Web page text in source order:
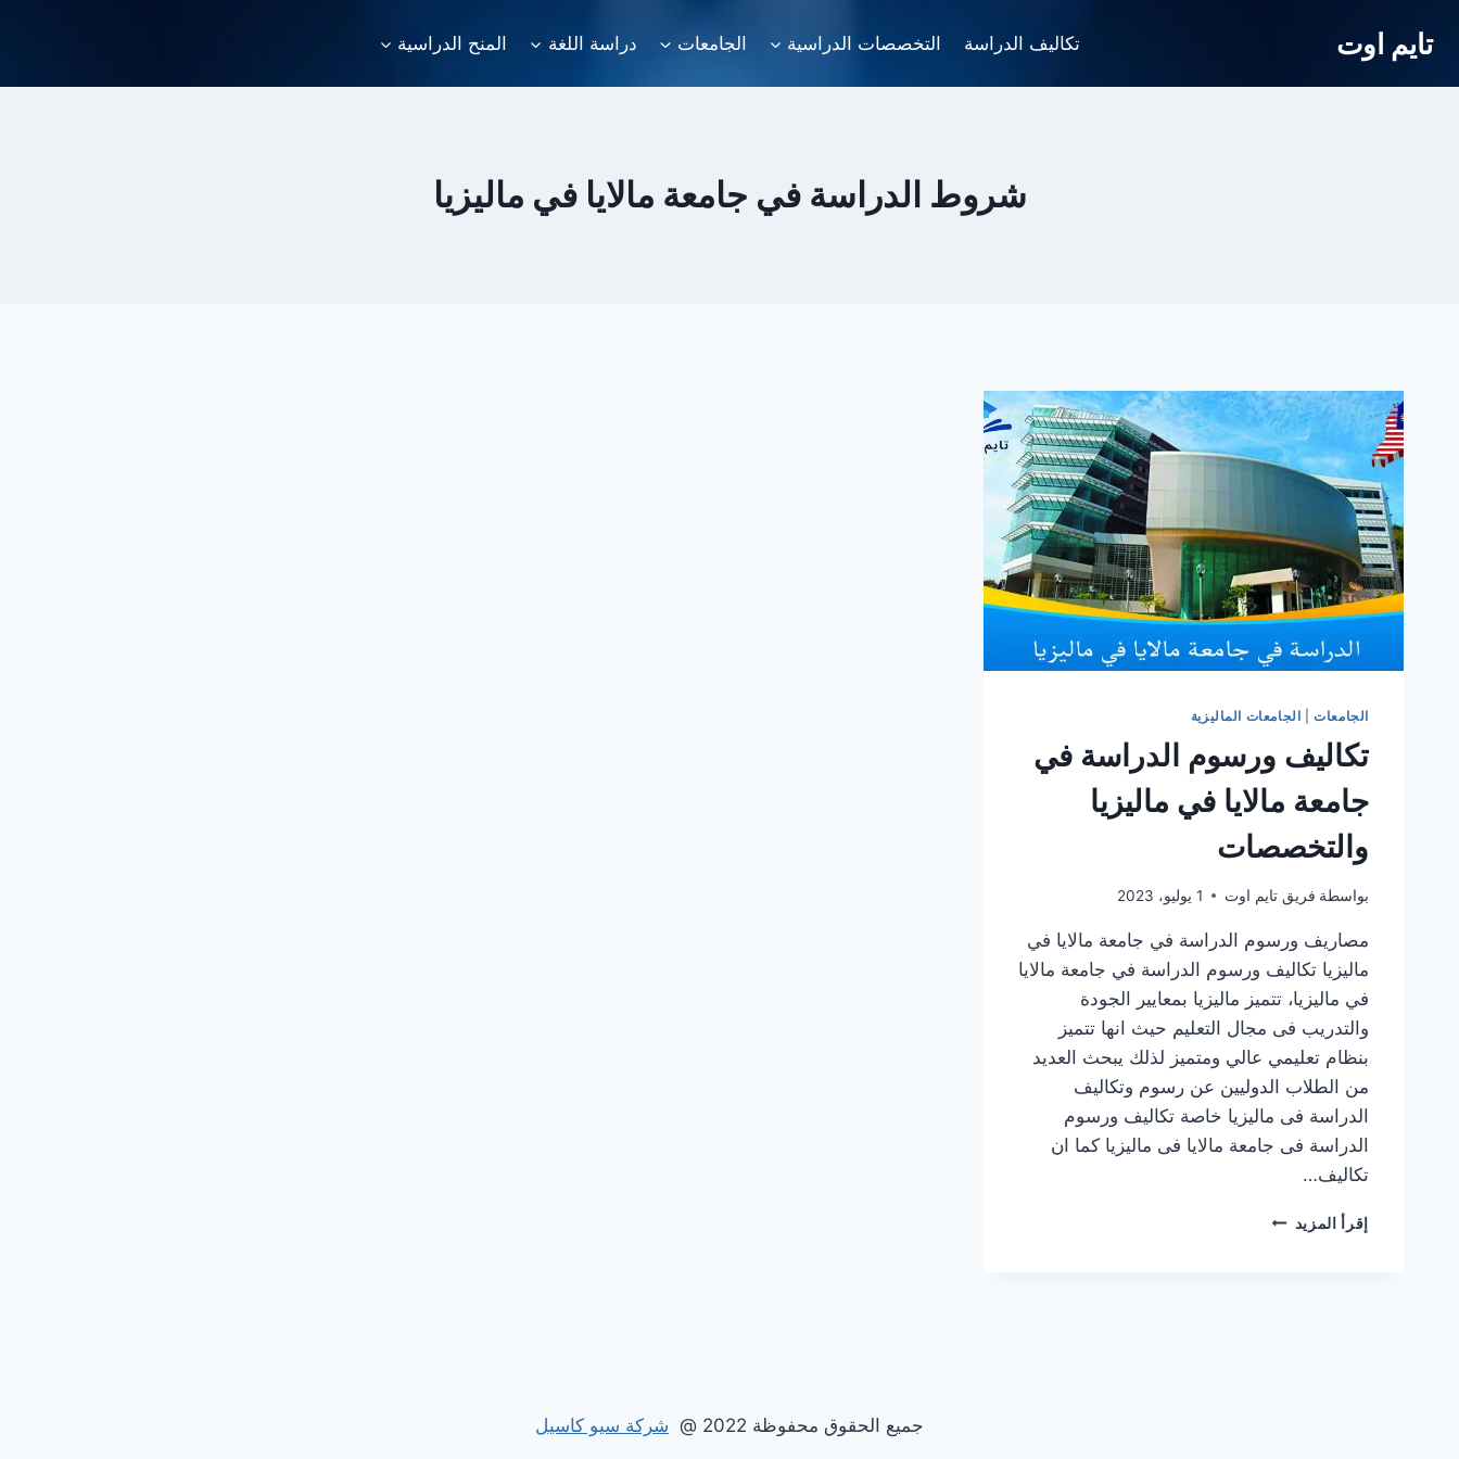
تايم اوت تكاليف الدراسة التخصصات الدراسية الجامعات دراسة اللغة المنح الدراسية
شروط الدراسة في جامعة مالايا في ماليزيا
الجامعات| الجامعات الماليزية
تكاليف ورسوم الدراسة في
جامعة مالايا في ماليزيا
والتخصصات
بواسطة فريق تايم اوت 1 يوليو، 2023
مصاريف ورسوم الدراسة في جامعة مالايا في
ماليزيا تكاليف ورسوم الدراسة في جامعة مالايا
في ماليزيا، تتميز ماليزيا بمعايير الجودة
والتدريب فى مجال التعليم حيث انها تتميز
بنظام تعليمي عالي ومتميز لذلك يبحث العديد
من الطلاب الدوليين عن رسوم وتكاليف
الدراسة فى ماليزيا خاصة تكاليف ورسوم
الدراسة فى جامعة مالايا فى ماليزيا كما ان
تكاليف…
إقرأ المزيد تكاليف
جميع الحقوق محفوظة 2022 @ شركة سيو كاسيل